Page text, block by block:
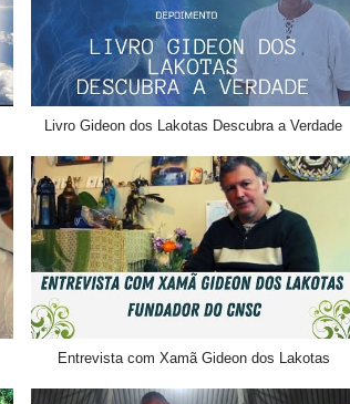
Livro Gideon dos Lakotas Descubra a Verdade
Entrevista com Xamã Gideon dos Lakotas